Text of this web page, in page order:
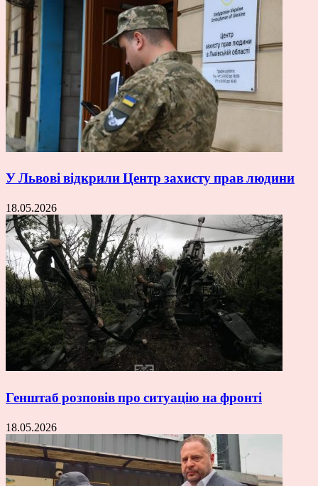
У Львові відкрили Центр захисту прав людини
18.05.2026
Генштаб розповів про ситуацію на фронті
18.05.2026